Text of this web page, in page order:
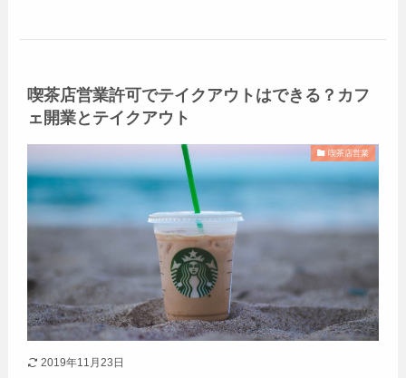
喫茶店営業許可でテイクアウトはできる？カフ
ェ開業とテイクアウト
喫茶店営業
2019年11月23日